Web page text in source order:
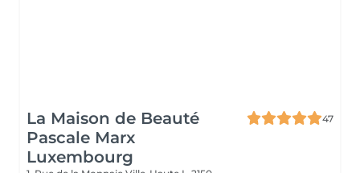
La Maison de Beauté
Pascale Marx
Luxembourg
47